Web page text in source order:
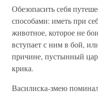
Обезопасить себя
способами: иметь при
животное, которое не
вступает с ним в бой,
причине, пустынный
крика.
Василиска-змею